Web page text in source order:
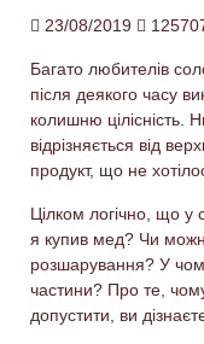
23/08/2019
Багато любителів
після деякого часу
колишню цілісність.
відрізняється від
продукт, що не
Цілком логічно, що у
я купив мед? Чи
розшарування? У
частини? Про те,
допустити, ви